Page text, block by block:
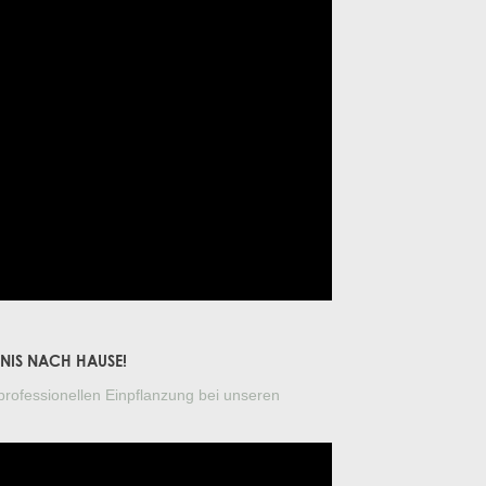
NACH HAUSE!
Einpflanzung bei unseren